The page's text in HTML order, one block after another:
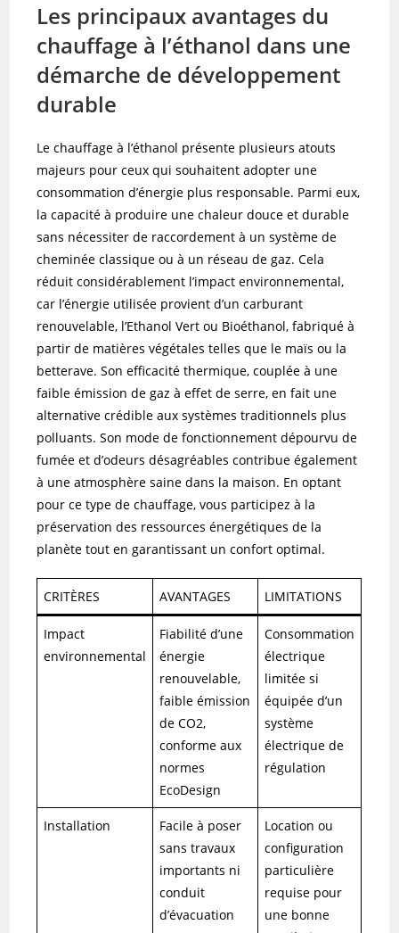
Les principaux avantages du
chauffage à l’éthanol dans une
démarche de développement
durable
Le chauffage à l’éthanol présente plusieurs atouts
majeurs pour ceux qui souhaitent adopter une
consommation d’énergie plus responsable. Parmi eux,
la capacité à produire une chaleur douce et durable
sans nécessiter de raccordement à un système de
cheminée classique ou à un réseau de gaz. Cela
réduit considérablement l’impact environnemental,
car l’énergie utilisée provient d’un carburant
renouvelable, l’Ethanol Vert ou Bioéthanol, fabriqué à
partir de matières végétales telles que le maïs ou la
betterave. Son efficacité thermique, couplée à une
faible émission de gaz à effet de serre, en fait une
alternative crédible aux systèmes traditionnels plus
polluants. Son mode de fonctionnement dépourvu de
fumée et d’odeurs désagréables contribue également
à une atmosphère saine dans la maison. En optant
pour ce type de chauffage, vous participez à la
préservation des ressources énergétiques de la
planète tout en garantissant un confort optimal.
CRITÈRES AVANTAGES LIMITATIONS
Impact
environnemental
Fiabilité d’une
énergie
renouvelable,
faible émission
de CO2,
conforme aux
normes
EcoDesign
Consommation
électrique
limitée si
équipée d’un
système
électrique de
régulation
Installation
Facile à poser
sans travaux
importants ni
conduit
d’évacuation
Location ou
configuration
particulière
requise pour
une bonne